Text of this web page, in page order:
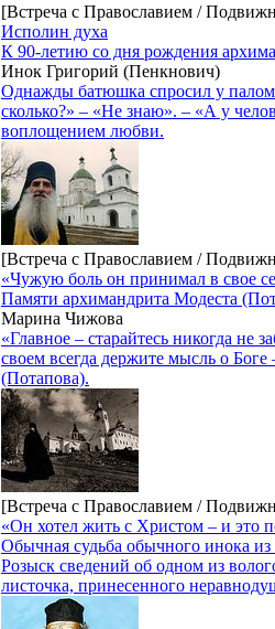
[Встреча с Православием /
Исполин духа
К 90-летию со дня рождения
Инок Григорий (Пенкнович)
Однажды батюшка спросил у
сколько?» – «Не знаю». – «А у
воплощением любви.
[Встреча с Православием /
«Чужую боль он принимал в свое
Памяти архимандрита Модеста
Марина Чижова
«Главное – старайтесь никогда
своем всегда держите мысль о
(Потапова).
[Встреча с Православием /
«Он хотел жить с Христом – и это
Обычная судьба обычного инока
Розыск сведений об одном из
листочка, принесенного